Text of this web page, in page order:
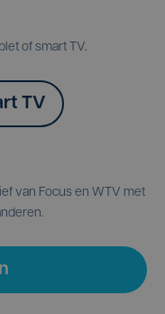
of smart TV.
TV
van Focus en WTV met